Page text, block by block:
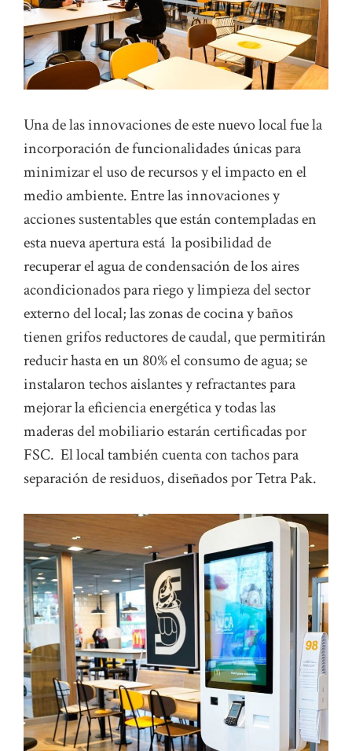
Una de las innovaciones de este nuevo local fue la
incorporación de funcionalidades únicas para
minimizar el uso de recursos y el impacto en el
medio ambiente. Entre las innovaciones y
acciones sustentables que están contempladas en
esta nueva apertura está la posibilidad de
recuperar el agua de condensación de los aires
acondicionados para riego y limpieza del sector
externo del local; las zonas de cocina y baños
tienen grifos reductores de caudal, que permitirán
reducir hasta en un 80% el consumo de agua; se
instalaron techos aislantes y refractantes para
mejorar la eficiencia energética y todas las
maderas del mobiliario estarán certificadas por
FSC. El local también cuenta con tachos para
separación de residuos, diseñados por Tetra Pak.